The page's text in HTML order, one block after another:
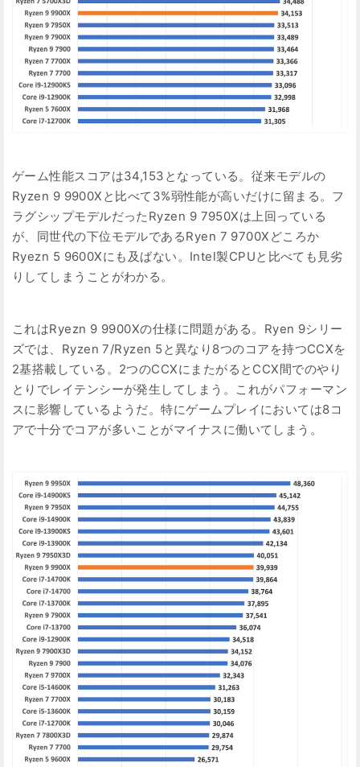
ゲーム性能スコアは34,153となっている。従来モデルの
Ryzen 9 9900Xと比べて3%弱性能が高いだけに留まる。フ
ラグシップモデルだったRyzen 9 7950Xは上回っている
が、同世代の下位モデルであるRyen 7 9700Xどころか
Ryezn 5 9600Xにも及ばない。Intel製CPUと比べても見劣
りしてしまうことがわかる。
これはRyezn 9 9900Xの仕様に問題がある。Ryen 9シリー
ズでは、Ryzen 7/Ryzen 5と異なり8つのコアを持つCCXを
2基搭載している。2つのCCXにまたがるとCCX間でのやり
とりでレイテンシーが発生してしまう。これがパフォーマン
スに影響しているようだ。特にゲームプレイにおいては8コ
アで十分でコアが多いことがマイナスに働いてしまう。